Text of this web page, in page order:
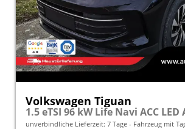
Volkswagen Tiguan
1.5 eTSI 96 kW Life Navi ACC LED
unverbindliche Lieferzeit: 7 Tage Fahrzeug mit